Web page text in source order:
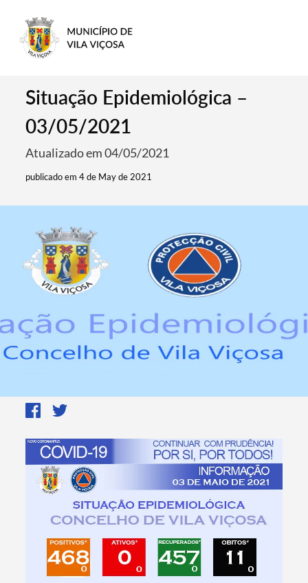
Situação Epidemiológica –
03/05/2021
Atualizado em 04/05/2021
publicado em 4 de May de 2021